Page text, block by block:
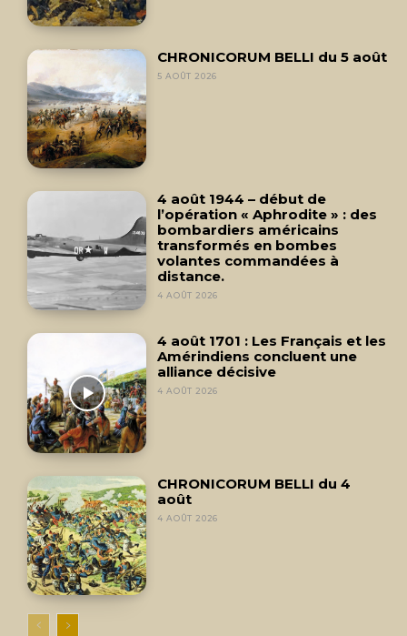
CHRONICORUM BELLI du 5 août
5 AOÛT 2026
4 août 1944 – début de
l’opération « Aphrodite » : des
bombardiers américains
transformés en bombes
volantes commandées à
distance.
4 AOÛT 2026
4 août 1701 : Les Français et les
Amérindiens concluent une
alliance décisive
4 AOÛT 2026
CHRONICORUM BELLI du 4
août
4 AOÛT 2026